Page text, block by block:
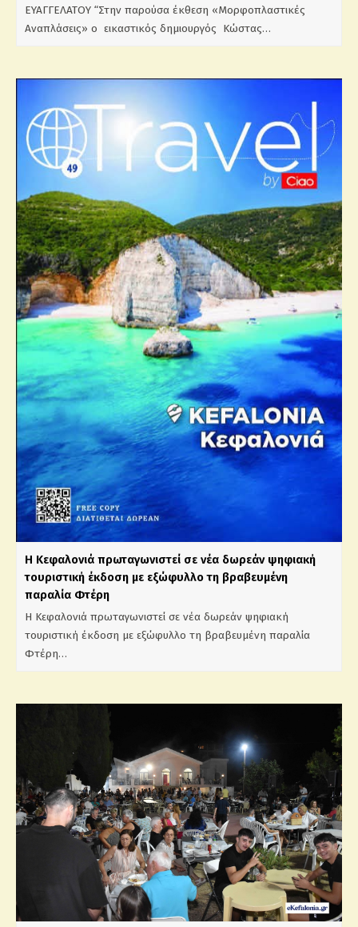
ΕΥΑΓΓΕΛΑΤΟΥ “Στην παρούσα έκθεση «Μορφοπλαστικές
Αναπλάσεις» ο εικαστικός δημιουργός Κώστας…
Η Κεφαλονιά πρωταγωνιστεί σε νέα δωρεάν ψηφιακή
τουριστική έκδοση με εξώφυλλο τη βραβευμένη
παραλία Φτέρη
Η Κεφαλονιά πρωταγωνιστεί σε νέα δωρεάν ψηφιακή
τουριστική έκδοση με εξώφυλλο τη βραβευμένη παραλία
Φτέρη…